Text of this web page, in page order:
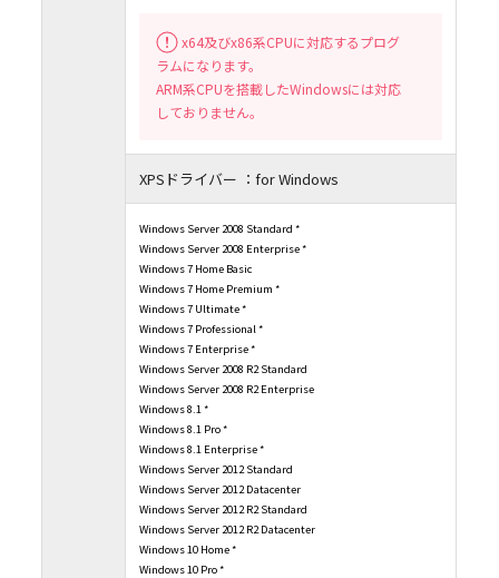
x64及びx86系CPUに対応するプログ
ラムになります。
ARM系CPUを搭載したWindowsには対応
しておりません。
XPSドライバー ：for Windows
Windows Server 2008 Standard *
Windows Server 2008 Enterprise *
Windows 7 Home Basic
Windows 7 Home Premium *
Windows 7 Ultimate *
Windows 7 Professional *
Windows 7 Enterprise *
Windows Server 2008 R2 Standard
Windows Server 2008 R2 Enterprise
Windows 8.1 *
Windows 8.1 Pro *
Windows 8.1 Enterprise *
Windows Server 2012 Standard
Windows Server 2012 Datacenter
Windows Server 2012 R2 Standard
Windows Server 2012 R2 Datacenter
Windows 10 Home *
Windows 10 Pro *